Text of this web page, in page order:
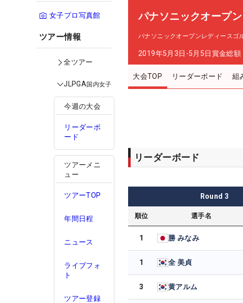
女子プロ写真館
ツアー情報
全ツアー
JLPGA国内女子
今週の大会
リーダーボ
ード
ツアーメニ
ュー
ツアーTOP
年間日程
ニュース
ライブフォ
ト
ツアー登録
パナソニックオープ
パナソニックオープンレディースゴ
2019年5月3日-5月5日賞金総額
大会TOP リーダーボード 組
リーダーボード
Round 3
順位 選手名
1 勝 みなみ
1 全 美貞
3 黄アルム